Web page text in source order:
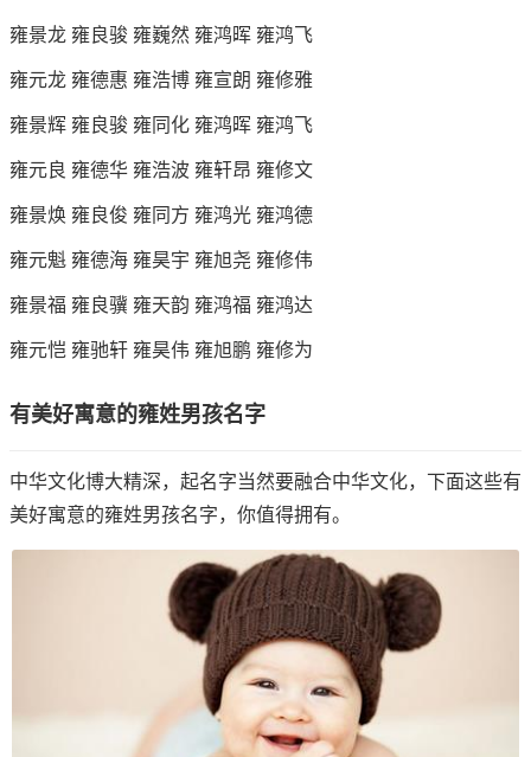
雍景龙 雍良骏 雍巍然 雍鸿晖 雍鸿飞
雍元龙 雍德惠 雍浩博 雍宣朗 雍修雅
雍景辉 雍良骏 雍同化 雍鸿晖 雍鸿飞
雍元良 雍德华 雍浩波 雍轩昂 雍修文
雍景焕 雍良俊 雍同方 雍鸿光 雍鸿德
雍元魁 雍德海 雍昊宇 雍旭尧 雍修伟
雍景福 雍良骥 雍天韵 雍鸿福 雍鸿达
雍元恺 雍驰轩 雍昊伟 雍旭鹏 雍修为
有美好寓意的雍姓男孩名字
中华文化博大精深，起名字当然要融合中华文化，下面这些有
美好寓意的雍姓男孩名字，你值得拥有。